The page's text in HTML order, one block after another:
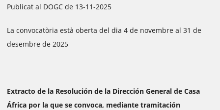
Publicat al DOGC de 13-11-2025
La convocatòria està oberta del dia 4 de novembre al 31 de
desembre de 2025
Extracto de la Resolución de la Dirección General de Casa
África por la que se convoca, mediante tramitación